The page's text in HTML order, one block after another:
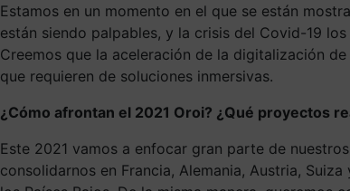
Estamos en un momento en el que se están
están siendo palpables, y la crisis del Covid-19
Creemos que la aceleración de la digitalización
que requieren de soluciones inmersivas.
¿Cómo afrontan el 2021 Oroi? ¿Qué proyectos
Este 2021 vamos a enfocar gran parte de
consolidarnos en Francia, Alemania, Austria,